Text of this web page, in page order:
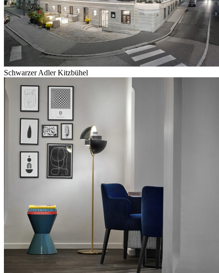
Schwarzer Adler Kitzbühel